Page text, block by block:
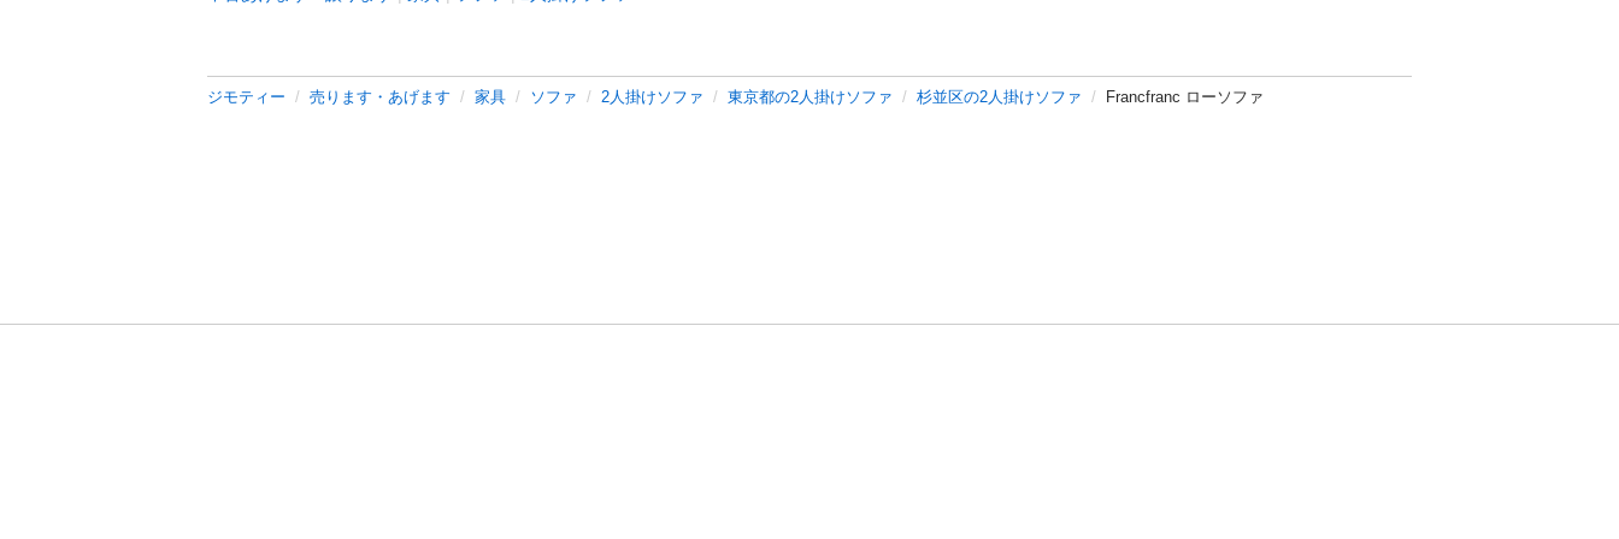
ジモティー 売ります・あげます 家具 ソファ 2人掛けソファ 東京都の2人掛けソファ 杉並区の2人掛けソファ Francfranc ローソファ